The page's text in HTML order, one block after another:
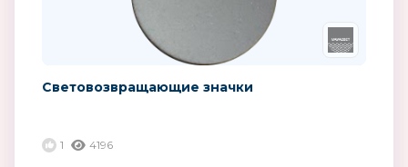
Световозвращающие значки
1 4196